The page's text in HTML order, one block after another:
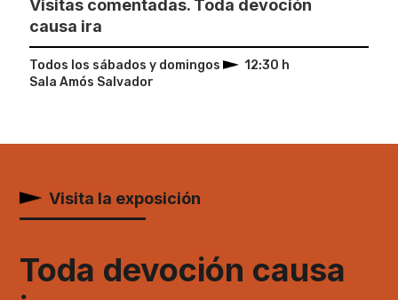
Visitas comentadas. Toda devoción
causa ira
Todos los sábados y domingos
12:30 h
Sala Amós Salvador
Visita la exposición
Toda devoción causa